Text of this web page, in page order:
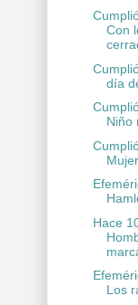
Con
día
Niño
Hace
Los